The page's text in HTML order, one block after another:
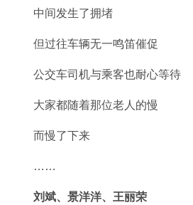
中间发生了拥堵
但过往车辆无一鸣笛催促
公交车司机与乘客也耐心等待
大家都随着那位老人的慢
而慢了下来
……
刘斌、景洋洋、王丽荣